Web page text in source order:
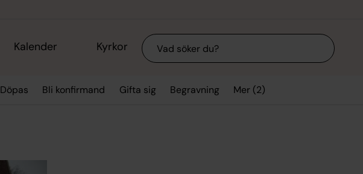
Kalender Kyrkor Sök
Döpas Bli konfirmand Gifta sig Begravning Mer (2)